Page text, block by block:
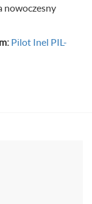
nowoczesny
Pilot Inel PIL-